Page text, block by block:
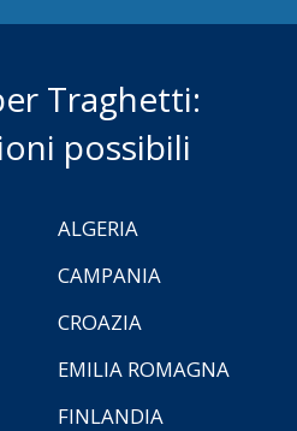
Traghetti:
possibili
ALGERIA
CAMPANIA
CROAZIA
EMILIA ROMAGNA
FINLANDIA